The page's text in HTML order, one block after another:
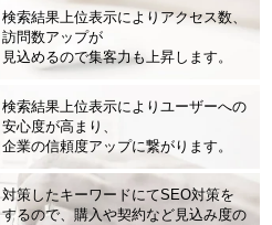
検索結果上位表示によりアクセス数、
訪問数アップが
見込めるので集客力も上昇します。
検索結果上位表示によりユーザーへの
安心度が高まり、
企業の信頼度アップに繋がります。
対策したキーワードにてSEO対策を
するので、購入や契約など見込み度の